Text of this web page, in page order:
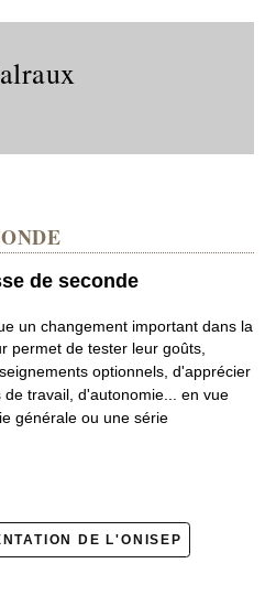
de seconde
un changement important dans la
permet de tester leur goûts,
optionnels, d'apprécier
travail, d'autonomie... en vue
générale ou une série
DE L'ONISEP